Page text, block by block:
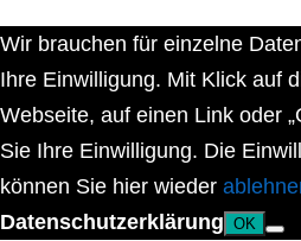
Wir brauchen für einzelne
Ihre Einwilligung. Mit Klick auf
Webseite, auf einen Link oder
Sie Ihre Einwilligung. Die
können Sie hier wieder
Datenschutzerklärung OK